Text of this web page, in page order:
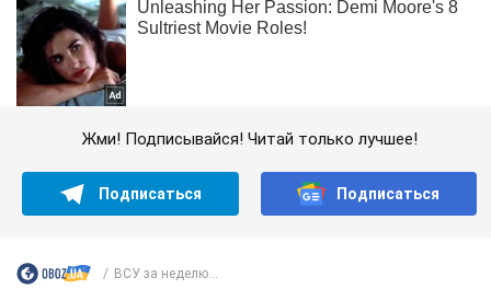
Жми! Подписывайся! Читай только лучшее!
Подписаться Подписаться
ВСУ за неделю...